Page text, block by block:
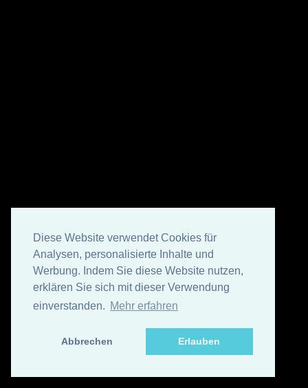
Diese Website verwendet Cookies für
Analysen, personalisierte Inhalte und
Werbung. Indem Sie diese Website nutzen,
erklären Sie sich mit dieser Verwendung
einverstanden. Mehr erfahren
Abbrechen Erlauben